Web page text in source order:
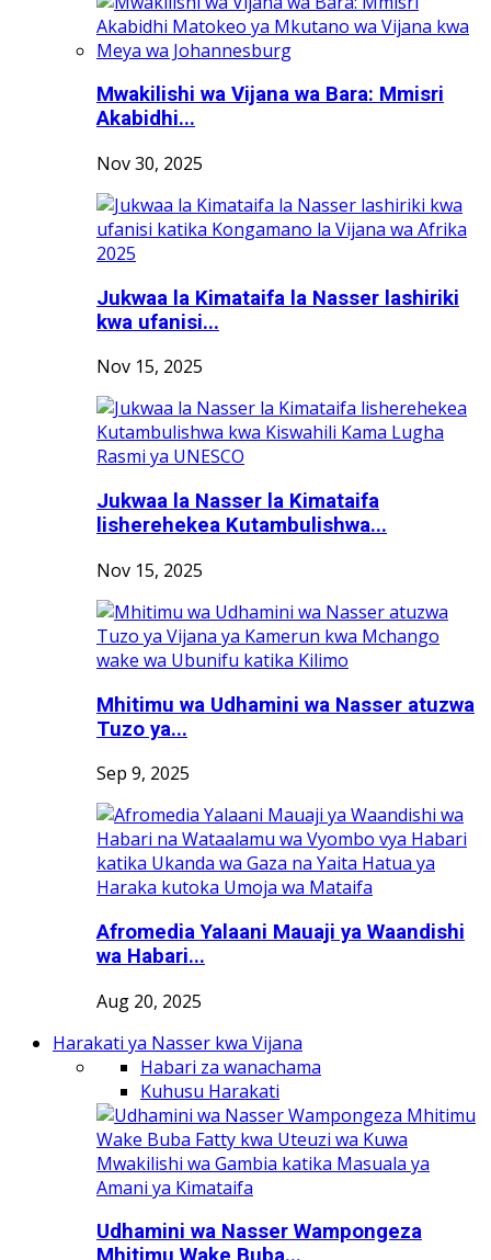
Mwakilishi wa Vijana wa Bara: Mmisri
Akabidhi...
Nov 30, 2025
Jukwaa la Kimataifa la Nasser lashiriki
kwa ufanisi...
Nov 15, 2025
Jukwaa la Nasser la Kimataifa
lisherehekea Kutambulishwa...
Nov 15, 2025
Mhitimu wa Udhamini wa Nasser atuzwa
Tuzo ya...
Sep 9, 2025
Afromedia Yalaani Mauaji ya Waandishi
wa Habari...
Aug 20, 2025
Harakati ya Nasser kwa Vijana
Habari za wanachama
Kuhusu Harakati
Udhamini wa Nasser Wampongeza